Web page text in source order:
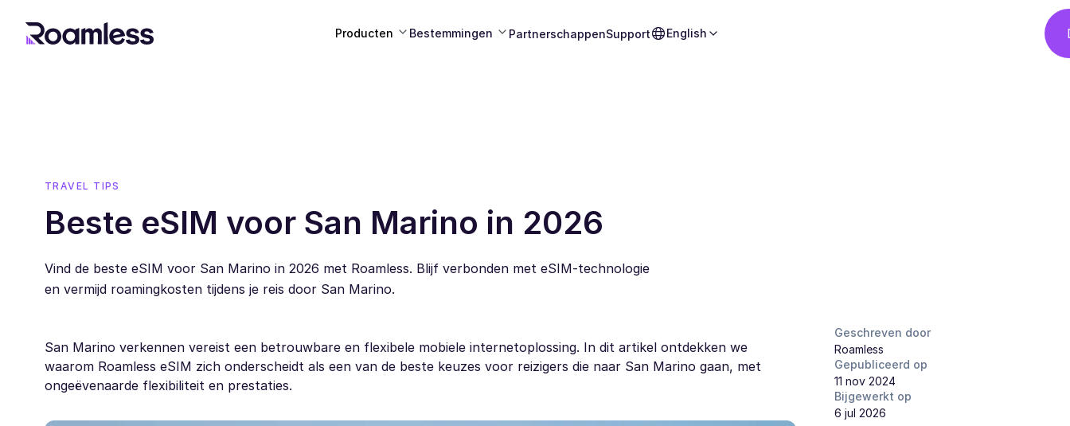
Producten Bestemmingen PartnerschappenSupport English
TRAVEL TIPS
Beste eSIM voor San Marino in 2026
Vind de beste eSIM voor San Marino in 2026 met Roamless. Blijf verbonden met eSIM-technologie
en vermijd roamingkosten tijdens je reis door San Marino.
San Marino verkennen vereist een betrouwbare en flexibele mobiele internetoplossing. In dit artikel ontdekken we
waarom Roamless eSIM zich onderscheidt als een van de beste keuzes voor reizigers die naar San Marino gaan, met
ongeëvenaarde flexibiliteit en prestaties.
Geschreven door
Roamless
Gepubliceerd op
11 nov 2024
Bijgewerkt op
6 jul 2026